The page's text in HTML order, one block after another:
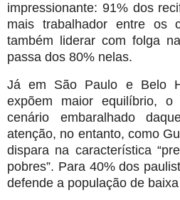
impressionante: 91% dos
mais trabalhador entre os
também liderar com folga
passa dos 80% nelas.
Já em São Paulo e Belo
expõem maior equilíbrio,
cenário embaralhado
atenção, no entanto, como
dispara na característica
pobres”. Para 40% dos
defende a população de